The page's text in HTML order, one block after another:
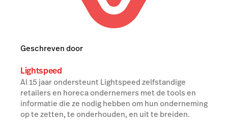
Geschreven door
Lightspeed
Al 15 jaar ondersteunt Lightspeed zelfstandige
retailers en horeca ondernemers met de tools en
informatie die ze nodig hebben om hun onderneming
op te zetten, te onderhouden, en uit te breiden.